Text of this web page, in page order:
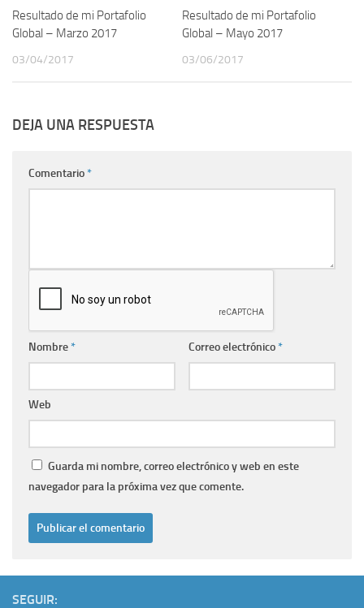
Resultado de mi Portafolio
Global – Marzo 2017
03/04/2017
Resultado de mi Portafolio
Global – Mayo 2017
03/06/2017
DEJA UNA RESPUESTA
Comentario*
Nombre* Correo electrónico*
Web
Guarda mi nombre, correo electrónico y web en este
navegador para la próxima vez que comente.
SEGUIR: